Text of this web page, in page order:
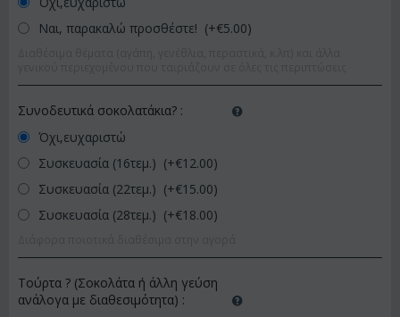
Ναι, παρακαλώ προσθέστε! (+€5.00)
Συνοδευτικά σοκολατάκια? :
Όχι,ευχαριστώ
Συσκευασία (16τεμ.) (+€12.00)
Συσκευασία (22τεμ.) (+€15.00)
Συσκευασία (28τεμ.) (+€18.00)
Τούρτα ? (Σοκολάτα ή άλλη γεύση
ανάλογα με διαθεσιμότητα) :